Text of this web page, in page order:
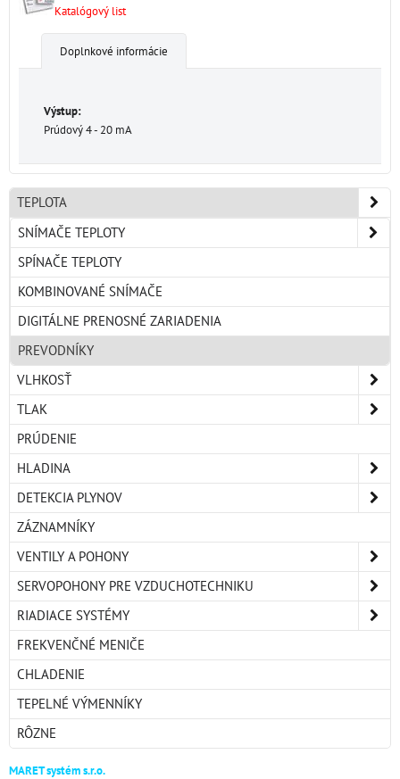
Katalógový list
Doplnkové informácie
Výstup:
Prúdový 4 - 20 mA
TEPLOTA
SNÍMAČE TEPLOTY
SPÍNAČE TEPLOTY
KOMBINOVANÉ SNÍMAČE
DIGITÁLNE PRENOSNÉ ZARIADENIA
PREVODNÍKY
VLHKOSŤ
TLAK
PRÚDENIE
HLADINA
DETEKCIA PLYNOV
ZÁZNAMNÍKY
VENTILY A POHONY
SERVOPOHONY PRE VZDUCHOTECHNIKU
RIADIACE SYSTÉMY
FREKVENČNÉ MENIČE
CHLADENIE
TEPELNÉ VÝMENNÍKY
RÔZNE
MARET systém s.r.o.